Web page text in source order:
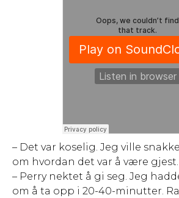
– Det var koselig. Jeg ville
om hvordan det var å være gjest.
– Perry nektet å gi seg. Jeg
om å ta opp i 20-40-minutter.